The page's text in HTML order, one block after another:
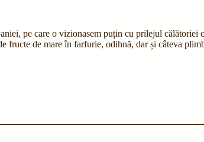
pe care o vizionasem puțin cu prilejul
fructe de mare în farfurie, odihnă, dar și câteva